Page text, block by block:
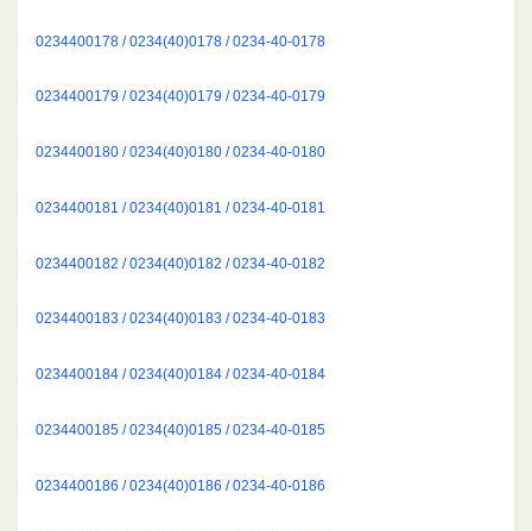
0234400178 / 0234(40)0178 / 0234-40-0178
0234400179 / 0234(40)0179 / 0234-40-0179
0234400180 / 0234(40)0180 / 0234-40-0180
0234400181 / 0234(40)0181 / 0234-40-0181
0234400182 / 0234(40)0182 / 0234-40-0182
0234400183 / 0234(40)0183 / 0234-40-0183
0234400184 / 0234(40)0184 / 0234-40-0184
0234400185 / 0234(40)0185 / 0234-40-0185
0234400186 / 0234(40)0186 / 0234-40-0186